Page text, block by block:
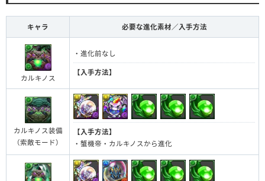
キャラ 必要な進化素材／入手方法
カルキノス
・進化前なし
【入手方法】
カルキノス装備
（索敵モード）
【入手方法】
・蟹機帝・カルキノスから進化